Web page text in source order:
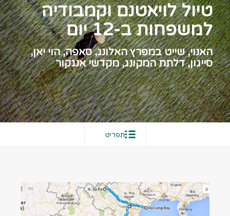
טיול לויאטנם וקמבודיה
למשפחות ב-12 יום
האנוי, שייט במפרץ האלונג, סאפה, הוי יאן,
סייגון, דלתת המקונג, מקדשי אנגקור
תפריט